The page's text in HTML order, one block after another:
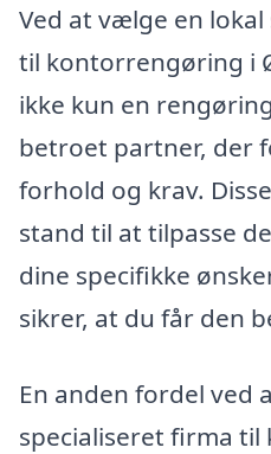
Ved at vælge en
til kontorrengøring i
ikke kun en
betroet partner, der
forhold og krav.
stand til at tilpasse
dine specifikke
sikrer, at du får den
En anden fordel ved
specialiseret firma